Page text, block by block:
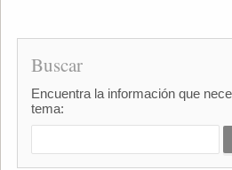
Buscar
Encuentra la información que
tema: